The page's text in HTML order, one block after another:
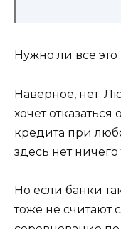
Нужно ли все это
Наверное, нет.
хочет
кредита при
здесь нет ничего
Но если банки
тоже не считают